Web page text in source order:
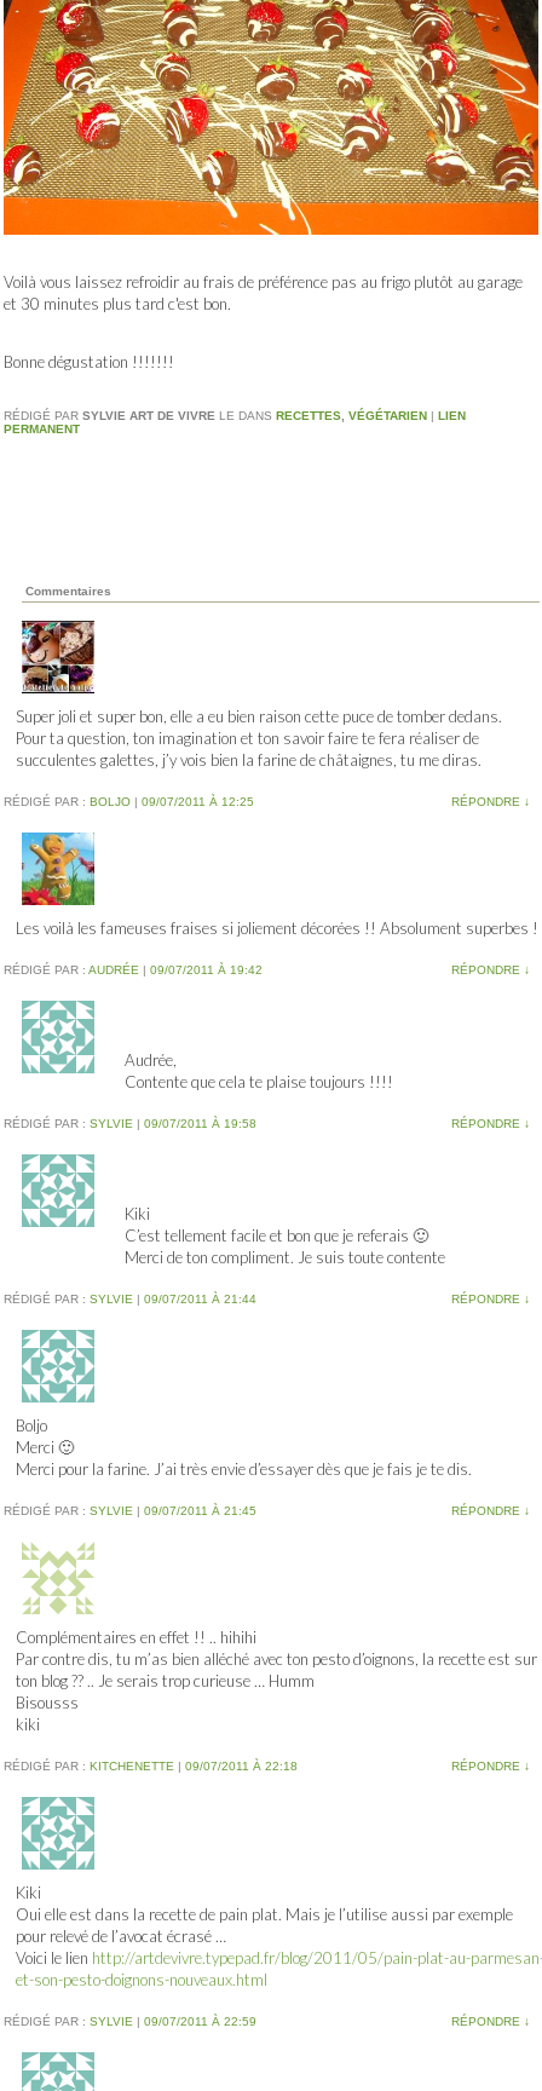
Voilà vous laissez refroidir au frais de préférence pas au frigo plutôt au garage
et 30 minutes plus tard c'est bon.
Bonne dégustation !!!!!!!
RÉDIGÉ PAR SYLVIE ART DE VIVRE LE DANS RECETTES VÉGÉTARIEN | LIEN
PERMANENT
Commentaires
Super joli et super bon, elle a eu bien raison cette puce de tomber dedans.
Pour ta question, ton imagination et ton savoir faire te fera réaliser de
succulentes galettes, j’y vois bien la farine de châtaignes, tu me diras.
RÉDIGÉ PAR : BOLJO | 09/07/2011 À 12:25 RÉPONDRE ↓
Les voilà les fameuses fraises si joliement décorées !! Absolument superbes !
RÉDIGÉ PAR : AUDRÉE | 09/07/2011 À 19:42 RÉPONDRE ↓
Audrée,
Contente que cela te plaise toujours !!!!
RÉDIGÉ PAR : SYLVIE | 09/07/2011 À 19:58 RÉPONDRE ↓
Kiki
C’est tellement facile et bon que je referais 🙂
Merci de ton compliment. Je suis toute contente
RÉDIGÉ PAR : SYLVIE | 09/07/2011 À 21:44 RÉPONDRE ↓
Boljo
Merci 🙂
Merci pour la farine. J’ai très envie d’essayer dès que je fais je te dis.
RÉDIGÉ PAR : SYLVIE | 09/07/2011 À 21:45 RÉPONDRE ↓
Complémentaires en effet !! .. hihihi
Par contre dis, tu m’as bien alléché avec ton pesto d’oignons, la recette est sur
ton blog ?? .. Je serais trop curieuse … Humm
Bisousss
kiki
RÉDIGÉ PAR : KITCHENETTE | 09/07/2011 À 22:18 RÉPONDRE ↓
Kiki
Oui elle est dans la recette de pain plat. Mais je l’utilise aussi par exemple
pour relevé de l’avocat écrasé …
Voici le lien http://artdevivre.typepad.fr/blog/2011/05/pain-plat-au-
et-son-pesto-doignons-nouveaux.html
RÉDIGÉ PAR : SYLVIE | 09/07/2011 À 22:59 RÉPONDRE ↓